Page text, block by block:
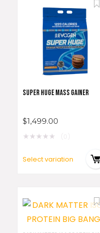
SUPER HUGE MASS GAINER
$1,499.00
★★★★★
Select variation